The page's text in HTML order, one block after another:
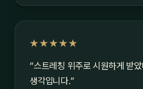
★★★★★
“스트레칭 위주로 시원하게 받
생각입니다.”